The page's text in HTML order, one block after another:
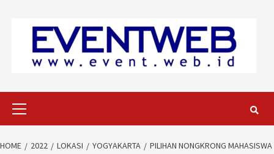
HOME 2022 LOKASI YOGYAKARTA
PILIHAN NONGKRONG MAHASISWA